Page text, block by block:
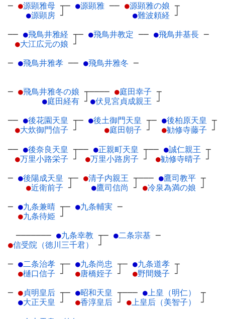
─ ●源顕雅母 ┬
●源顕房 ┘
─ ●源顕雅 ── ●源顕雅の娘 ┬
●難波頼経 ┘
── ●飛鳥井雅経 ┬
●大江広元の娘 ┘
─ ●飛鳥井教定 ── ●飛鳥井基長 ─
─ ●飛鳥井雅孝 ── ●飛鳥井雅冬 ─
─ ●飛鳥井雅冬の娘 ┬
●庭田経有 ┘
──── ●庭田幸子 ┬
●伏見宮貞成親王 ┘
── ●後花園天皇 ┬
●大炊御門信子 ┘
─ ●後土御門天皇 ┬
●庭田朝子 ┘
─ ●後柏原天皇 ┬
●勧修寺藤子 ┘
── ●後奈良天皇 ┬
●万里小路栄子 ┘
── ●正親町天皇 ┬
●万里小路房子 ┘
── ●誠仁親王 ┬
●勧修寺晴子 ┘
─ ●後陽成天皇 ┬
●近衛前子 ┘
─ ●清子内親王 ┬
●鷹司信尚 ┘
─── ●鷹司教平 ┬
●冷泉為満の娘 ┘
─ ●九条兼晴 ┬
●九条待姫 ┘
─ ●九条輔実 ─
─────── ●九条幸教 ┬
●信受院（徳川三千君） ┘
─ ●二条宗基 ─
─ ●二条治孝 ┬
●樋口信子 ┘
─ ●九条尚忠 ┬
●唐橋姪子 ┘
─ ●九条道孝 ┬
●野間幾子 ┘
─ ●貞明皇后 ┬
●大正天皇 ┘
─ ●昭和天皇 ┬
●香淳皇后 ┘
─── ●上皇（明仁）
┬
●上皇后（美智子） ┘